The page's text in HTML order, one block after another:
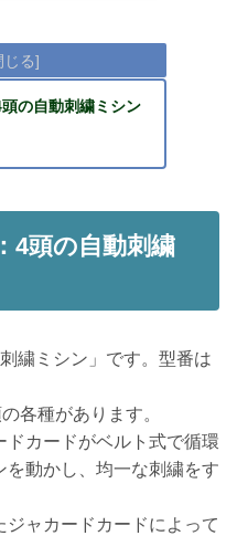
の自動刺繍ミシン
4頭の自動刺繍
繍ミシン」です。型番は
各種があります。
カードがベルト式で循環
を動かし、均一な刺繍をす
ャカードカードによって